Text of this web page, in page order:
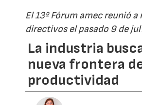
El 13º Fórum amec reunió
directivos el pasado 9 de
La industria
nueva frontera
productividad